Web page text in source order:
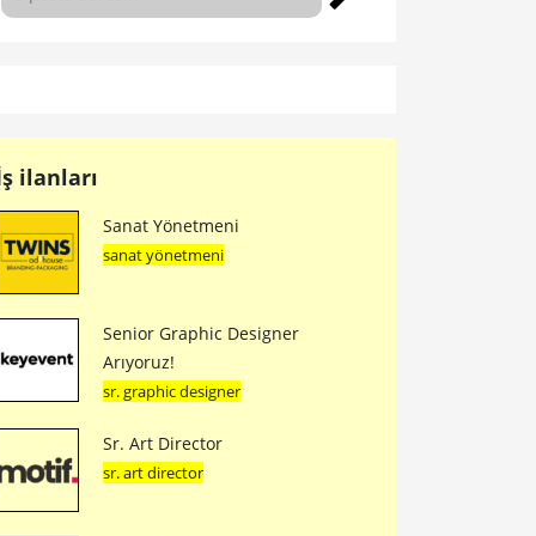
ilanları
Sanat Yönetmeni
sanat yönetmeni
Senior Graphic Designer
Arıyoruz!
sr. graphic designer
Sr. Art Director
sr. art director